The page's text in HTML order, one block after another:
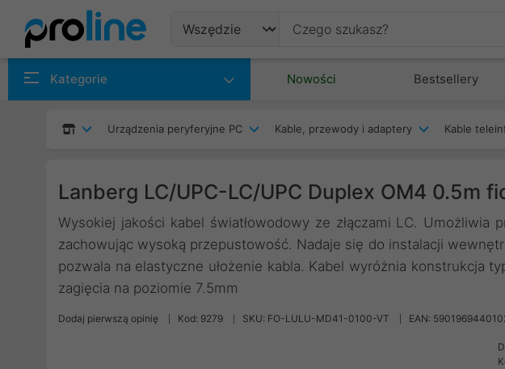
Kategorie Nowości Bestsellery
Urządzenia peryferyjne PC Kable, przewody i adaptery Kable
Lanberg LC/UPC-LC/UPC Duplex OM4 0.5m
Wysokiej jakości kabel światłowodowy ze złączami LC. Umożliwia
zachowując wysoką przepustowość. Nadaje się do instalacji
pozwala na elastyczne ułożenie kabla. Kabel wyróżnia konstrukcja
zagięcia na poziomie 7.5mm
Dodaj pierwszą opinię Kod: 9279 SKU: FO-LULU-MD41-0100-VT EAN: